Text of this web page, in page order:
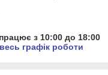
з 10:00 до 18:00
графік роботи